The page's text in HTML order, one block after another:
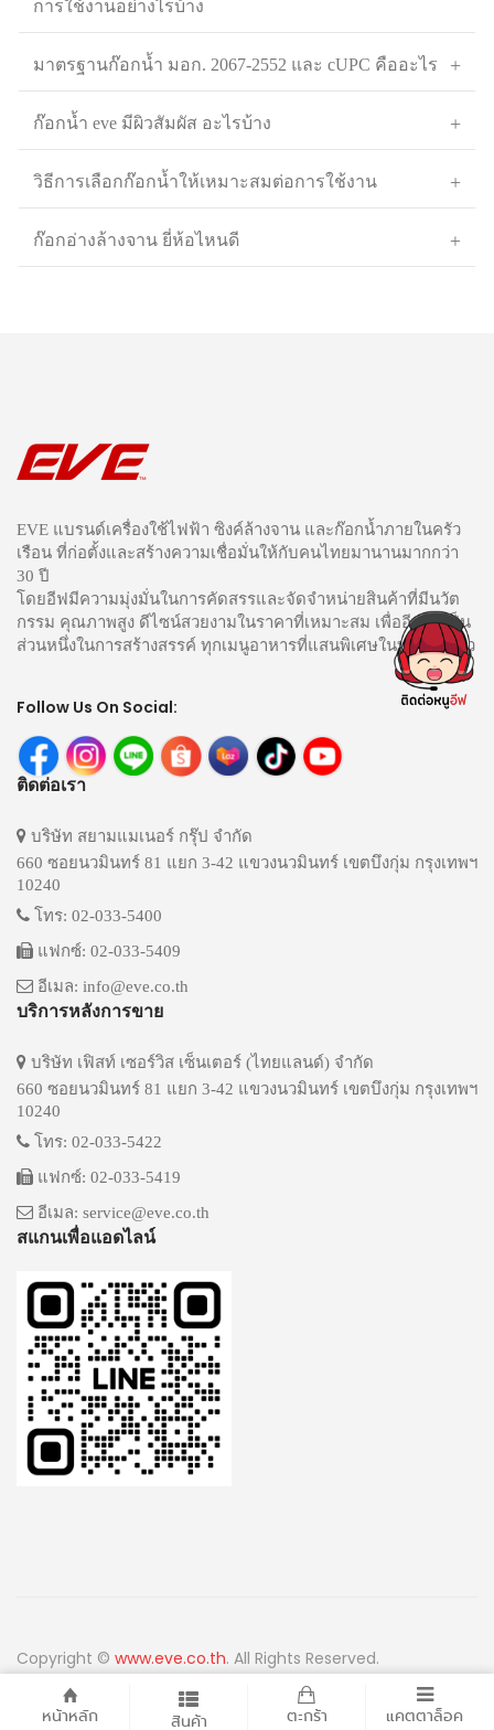
การใช้งานอย่างไรบ้าง
มาตรฐานก๊อกน้ำ มอก. 2067-2552 และ cUPC คืออะไร
ก๊อกน้ำ eve มีผิวสัมผัส อะไรบ้าง
วิธีการเลือกก๊อกน้ำให้เหมาะสมต่อการใช้งาน
ก๊อกอ่างล้างจาน ยี่ห้อไหนดี
EVE แบรนด์เครื่องใช้ไฟฟ้า ซิงค์ล้างจาน และก๊อกน้ำภายในครัว
เรือน ที่ก่อตั้งและสร้างความเชื่อมั่นให้กับคนไทยมานานมากกว่า
30 ปี
โดยอีฟมีความมุ่งมั่นในการคัดสรรและจัดจำหน่ายสินค้าที่มีนวัต
กรรม คุณภาพสูง ดีไซน์สวยงามในราคาที่เหมาะสม เพื่ออีฟได้เป็น
ส่วนหนึ่งในการสร้างสรรค์ ทุกเมนูอาหารที่แสนพิเศษในทุกห้องครัว
Follow Us On Social:
ติดต่อเรา
บริษัท สยามแมเนอร์ กรุ๊ป จำกัด
660 ซอยนวมินทร์ 81 แยก 3-42 แขวงนวมินทร์ เขตบึงกุ่ม กรุงเทพฯ
10240
โทร: 02-033-5400
แฟกซ์: 02-033-5409
อีเมล: info@eve.co.th
บริการหลังการขาย
บริษัท เฟิสท์ เซอร์วิส เซ็นเตอร์ (ไทยแลนด์) จำกัด
660 ซอยนวมินทร์ 81 แยก 3-42 แขวงนวมินทร์ เขตบึงกุ่ม กรุงเทพฯ
10240
โทร: 02-033-5422
แฟกซ์: 02-033-5419
อีเมล: service@eve.co.th
สแกนเพื่อแอดไลน์
Copyright © www.eve.co.th. All Rights Reserved.
หน้าหลัก สินค้า ตะกร้า แคตตาล็อค